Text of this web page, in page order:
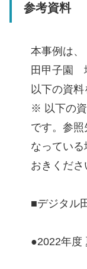
参考資料
本事例は
田甲子園
以下の資料
※ 以下の
です。参
なってい
おきくださ
■デジタル
●2022年度